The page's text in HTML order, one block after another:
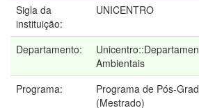
Sigla da
instituição:
UNICENTRO
Departamento:
Ambientais
Programa:
Programa de Pós-
(Mestrado)